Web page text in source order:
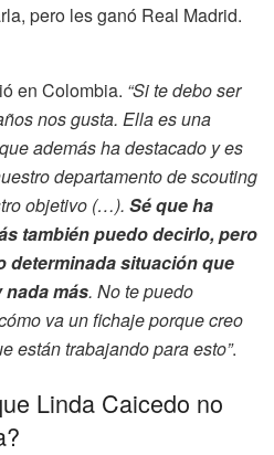
pero les ganó Real Madrid.
en Colombia. “Si te debo ser
nos gusta. Ella es una
además ha destacado y es
departamento de scouting
objetivo (…). Sé que ha
también puedo decirlo, pero
determinada situación que
nada más. No te puedo
va un fichaje porque creo
están trabajando para esto”.
Linda Caicedo no